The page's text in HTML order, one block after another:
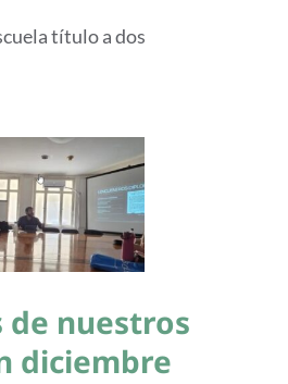
título a dos
nuestros
diciembre